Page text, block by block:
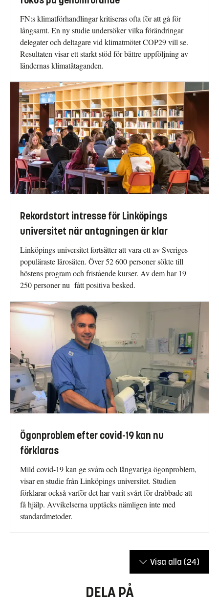
FN:s klimatförhandlingar kritiseras ofta för att gå för
långsamt. En ny studie undersöker vilka förändringar
delegater och deltagare vid klimatmötet COP29 vill se.
Resultaten visar ett starkt stöd för bättre uppföljning av
ländernas klimatåtaganden.
Rekordstort intresse för Linköpings
universitet när antagningen är klar
Linköpings universitet fortsätter att vara ett av Sveriges
populäraste lärosäten. Över 52 600 personer sökte till
höstens program och fristående kurser. Av dem har 19
250 personer nu fått positiva besked.
Ögonproblem efter covid-19 kan nu
förklaras
Mild covid-19 kan ge svåra och långvariga ögonproblem,
visar en studie från Linköpings universitet. Studien
förklarar också varför det har varit svårt för drabbade att
få hjälp. Avvikelserna upptäcks nämligen inte med
standardmetoder.
Visa alla (24)
DELA PÅ